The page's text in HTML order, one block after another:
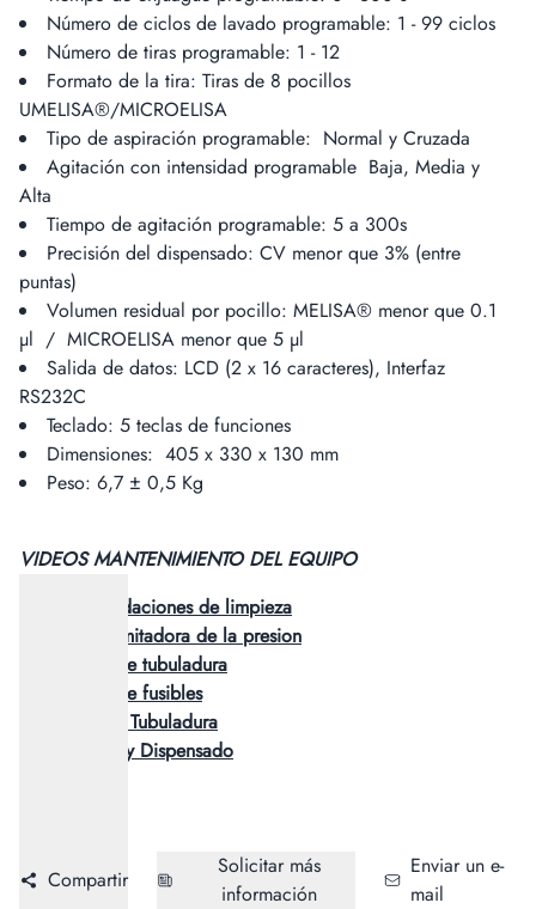
Número de ciclos de lavado programable: 1 - 99 ciclos
Número de tiras programable: 1 - 12
Formato de la tira: Tiras de 8 pocillos
UMELISA®/MICROELISA
Tipo de aspiración programable: Normal y Cruzada
Agitación con intensidad programable Baja, Media y
Alta
Tiempo de agitación programable: 5 a 300s
Precisión del dispensado: CV menor que 3% (entre
puntas)
Volumen residual por pocillo: MELISA® menor que 0.1
µl / MICROELISA menor que 5 µl
Salida de datos: LCD (2 x 16 caracteres), Interfaz
RS232C
Teclado: 5 teclas de funciones
Dimensiones: 405 x 330 x 130 mm
Peso: 6,7 ± 0,5 Kg
VIDEOS MANTENIMIENTO DEL EQUIPO
Recomendaciones de limpieza
Valvula limitadora de la presion
Cambio de tubuladura
Cambio de fusibles
Bidones y Tubuladura
Aspirado y Dispensado
Compartir
Solicitar más
información
Enviar un e-
mail